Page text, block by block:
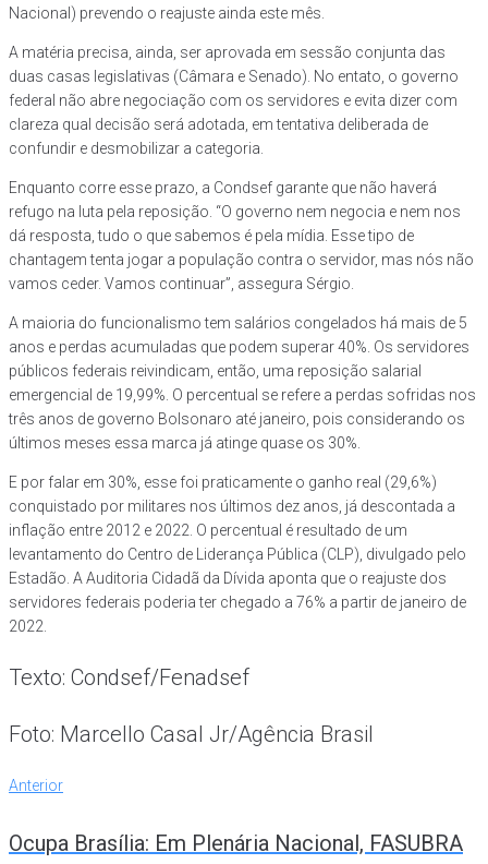
Nacional) prevendo o reajuste ainda este mês.
A matéria precisa, ainda, ser aprovada em sessão conjunta das
duas casas legislativas (Câmara e Senado). No entato, o governo
federal não abre negociação com os servidores e evita dizer com
clareza qual decisão será adotada, em tentativa deliberada de
confundir e desmobilizar a categoria.
Enquanto corre esse prazo, a Condsef garante que não haverá
refugo na luta pela reposição. “O governo nem negocia e nem nos
dá resposta, tudo o que sabemos é pela mídia. Esse tipo de
chantagem tenta jogar a população contra o servidor, mas nós não
vamos ceder. Vamos continuar”, assegura Sérgio.
A maioria do funcionalismo tem salários congelados há mais de 5
anos e perdas acumuladas que podem superar 40%. Os servidores
públicos federais reivindicam, então, uma reposição salarial
emergencial de 19,99%. O percentual se refere a perdas sofridas nos
três anos de governo Bolsonaro até janeiro, pois considerando os
últimos meses essa marca já atinge quase os 30%.
E por falar em 30%, esse foi praticamente o ganho real (29,6%)
conquistado por militares nos últimos dez anos, já descontada a
inflação entre 2012 e 2022. O percentual é resultado de um
levantamento do Centro de Liderança Pública (CLP), divulgado pelo
Estadão. A Auditoria Cidadã da Dívida aponta que o reajuste dos
servidores federais poderia ter chegado a 76% a partir de janeiro de
2022.
Texto: Condsef/Fenadsef
Foto: Marcello Casal Jr/Agência Brasil
Navegação
Anterior
Anterior
Ocupa Brasília: Em Plenária Nacional, FASUBRA